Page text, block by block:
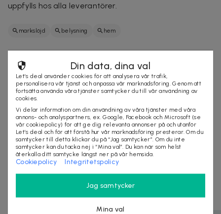
uppfylls hos alla leverantörer.
markslöjd belysning hem
Säljes av
Let's deal AB
Organisationsnummer:556796-3466
https://letsdeal.se
KÖP
Andra som kollat på dealen ovan tittar även
på
Din data, dina val
Let’s deal använder cookies för att analysera vår trafik,
personalisera vår tjänst och anpassa vår marknadsföring. Genom att
fortsätta använda våra tjänster samtycker du till vår användning av
cookies.
Vi delar information om din användning av våra tjänster med våra
annons- och analyspartners, ex. Google, Facebook och Microsoft (se
vår cookiepolicy) för att ge dig relevanta annonser på och utanför
Let’s deal och för att förstå hur vår marknadsföring presterar. Om du
samtycker till detta klickar du på “Jag samtycker”. Om du inte
samtycker kan du tacka nej i “Mina val”. Du kan när som helst
återkalla ditt samtycke längst ner på vår hemsida.
Cookiepolicy Integritetspolicy
Jag samtycker
Mina val